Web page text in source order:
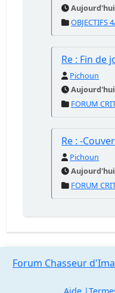
Aujourd'hui
OBJECTIFS
Re : Fin de
Pichoun
Aujourd'hui
FORUM
Re : -
Pichoun
Aujourd'hui
FORUM
Forum Chasseur